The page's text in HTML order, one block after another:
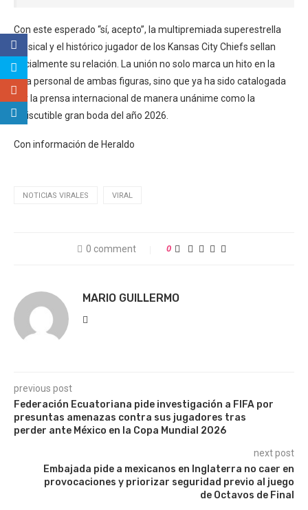
Con este esperado “sí, acepto”, la multipremiada superestrella
musical y el histórico jugador de los Kansas City Chiefs sellan
oficialmente su relación. La unión no solo marca un hito en la
vida personal de ambas figuras, sino que ya ha sido catalogada
por la prensa internacional de manera unánime como la
indiscutible gran boda del año 2026.
Con información de Heraldo
NOTICIAS VIRALES VIRAL
0 comment 0
MARIO GUILLERMO
previous post
Federación Ecuatoriana pide investigación a FIFA por
presuntas amenazas contra sus jugadores tras
perder ante México en la Copa Mundial 2026
next post
Embajada pide a mexicanos en Inglaterra no caer en
provocaciones y priorizar seguridad previo al juego
de Octavos de Final